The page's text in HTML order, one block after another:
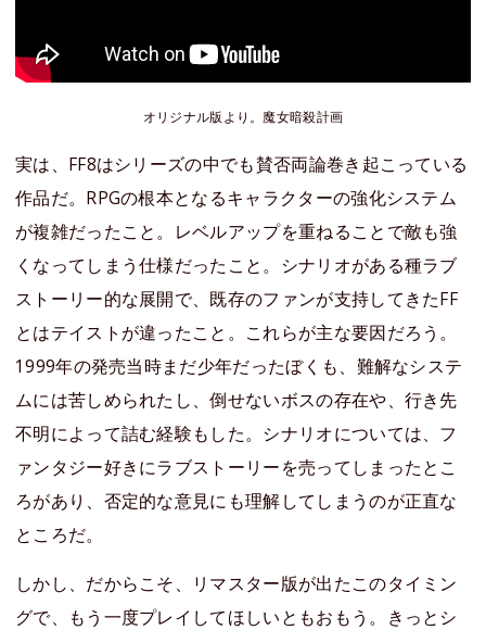
オリジナル版より。魔女暗殺計画
実は、FF8はシリーズの中でも賛否両論巻き起こっている
作品だ。RPGの根本となるキャラクターの強化システム
が複雑だったこと。レベルアップを重ねることで敵も強
くなってしまう仕様だったこと。シナリオがある種ラブ
ストーリー的な展開で、既存のファンが支持してきたFF
とはテイストが違ったこと。これらが主な要因だろう。
1999年の発売当時まだ少年だったぼくも、難解なシステ
ムには苦しめられたし、倒せないボスの存在や、行き先
不明によって詰む経験もした。シナリオについては、フ
ァンタジー好きにラブストーリーを売ってしまったとこ
ろがあり、否定的な意見にも理解してしまうのが正直な
ところだ。
しかし、だからこそ、リマスター版が出たこのタイミン
グで、もう一度プレイしてほしいともおもう。きっとシ